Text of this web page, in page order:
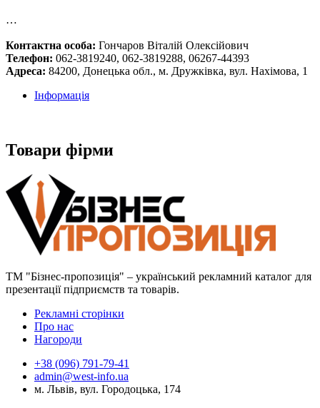
…
Контактна особа: Гончаров Віталій Олексійович
Телефон: 062-3819240, 062-3819288, 06267-44393
Адреса: 84200, Донецька обл., м. Дружківка, вул. Нахімова, 1
Інформація
Товари фірми
ТМ "Бізнес-пропозиція" – український рекламний каталог для
презентації підприємств та товарів.
Рекламні сторінки
Про нас
Нагороди
+38 (096) 791-79-41
admin@west-info.ua
м. Львів, вул. Городоцька, 174